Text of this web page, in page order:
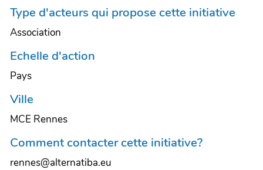
Type d'acteurs qui propose cette initiative
Association
Echelle d'action
Pays
Ville
MCE Rennes
Comment contacter cette initiative?
rennes@alternatiba.eu